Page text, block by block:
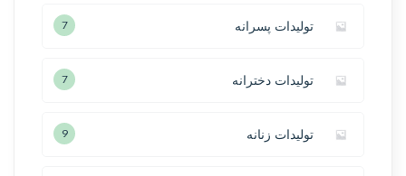
تولیدات پسرانه 7
تولیدات دخترانه 7
تولیدات زنانه 9